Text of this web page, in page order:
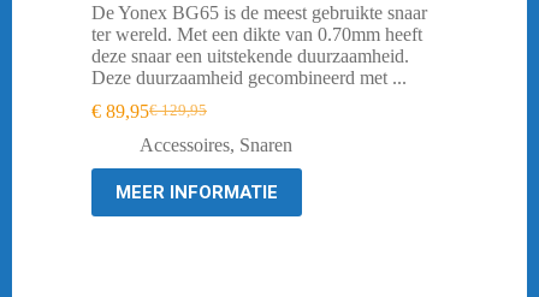
De Yonex BG65 is de meest gebruikte snaar
ter wereld. Met een dikte van 0.70mm heeft
deze snaar een uitstekende duurzaamheid.
Deze duurzaamheid gecombineerd met ...
€129,95
Oorspronkelijke
prijs
was:
€ 129,95.
€ 89,95Huidige
prijs
is:
€ 89,95.
Accessoires, Snaren
MEER INFORMATIE